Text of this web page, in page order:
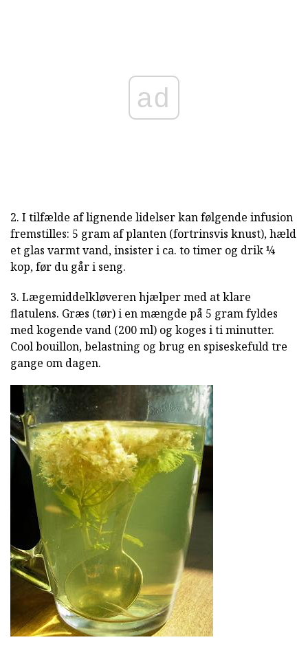
ad
2. I tilfælde af lignende lidelser kan følgende infusion
fremstilles: 5 gram af planten (fortrinsvis knust), hæld
et glas varmt vand, insister i ca. to timer og drik ¼
kop, før du går i seng.
3. Lægemiddelkløveren hjælper med at klare
flatulens. Græs (tør) i en mængde på 5 gram fyldes
med kogende vand (200 ml) og koges i ti minutter.
Cool bouillon, belastning og brug en spiseskefuld tre
gange om dagen.